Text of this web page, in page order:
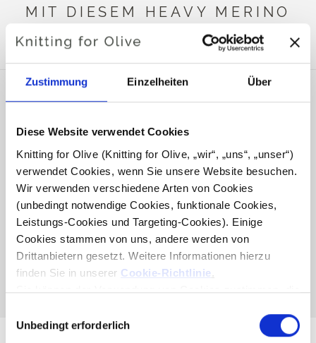
Zustimmung Einzelheiten Über
Diese Website verwendet Cookies
Knitting for Olive (Knitting for Olive, „wir“, „uns“, „unser“)
verwendet Cookies, wenn Sie unsere Website besuchen.
Wir verwenden verschiedene Arten von Cookies
(unbedingt notwendige Cookies, funktionale Cookies,
Leistungs-Cookies und Targeting-Cookies). Einige
Cookies stammen von uns, andere werden von
Drittanbietern gesetzt. Weitere Informationen hierzu
finden Sie in unserer Cookie-Richtlinie.
Sie können der Verwendung von Cookies zustimmen, die
Ihre Zustimmung bedeutet, dass Cookies gesetzt werden
dürfen und dass wir als Verantwortlicher Ihre
mitUnbedingt erforderlich
MIT DIESEM HEAVY MERINO
KOMPATIBEL
KNITTING FOR OLIVE
COMPATIBLE CASHMERE -
DARK COGNAC